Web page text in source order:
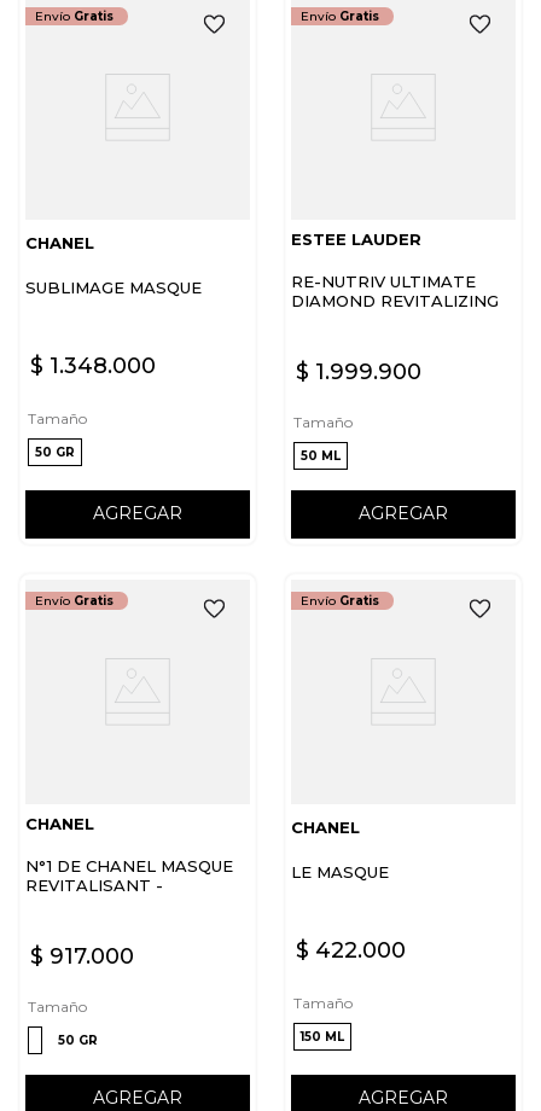
Envío Gratis
CHANEL
SUBLIMAGE MASQUE
$ 1.348.000
Tamaño
50 GR
AGREGAR
Envío Gratis
ESTEE LAUDER
RE-NUTRIV ULTIMATE
DIAMOND REVITALIZING
$ 1.999.900
Tamaño
50 ML
AGREGAR
Envío Gratis
CHANEL
N°1 DE CHANEL MASQUE
REVITALISANT -
$ 917.000
Tamaño
50 GR
AGREGAR
Envío Gratis
CHANEL
LE MASQUE
$ 422.000
Tamaño
150 ML
AGREGAR